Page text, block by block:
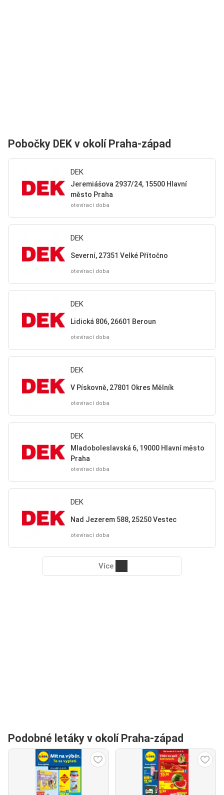
Pobočky DEK v okolí Praha-západ
DEK
Jeremiášova 2937/24, 15500 Hlavní
město Praha
otevírací doba
DEK
Severní, 27351 Velké Přítočno
otevírací doba
DEK
Lidická 806, 26601 Beroun
otevírací doba
DEK
V Pískovně, 27801 Okres Mělník
otevírací doba
DEK
Mladoboleslavská 6, 19000 Hlavní město
Praha
otevírací doba
DEK
Nad Jezerem 588, 25250 Vestec
otevírací doba
Více
Podobné letáky v okolí Praha-západ